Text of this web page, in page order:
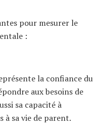
pour mesurer le
:
la confiance du
aux besoins de
sa capacité à
à sa vie de parent.